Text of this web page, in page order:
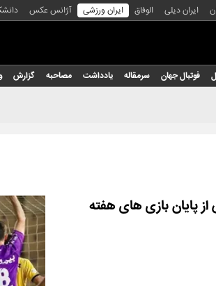
ایران دیلی الوفاق ایران ورزشی آژانس عکس
فوتبال جهان سرمقاله یادداشت مصاحبه گزارش
پایان بازی های هفته